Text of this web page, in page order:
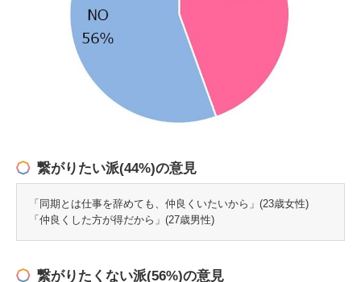
繋がりたい派(44%)の意見
「同期とは仕事を辞めても、仲良くいたいから」(23歳女性)
「仲良くした方が得だから」(27歳男性)
繋がりたくない派(56%)の意見